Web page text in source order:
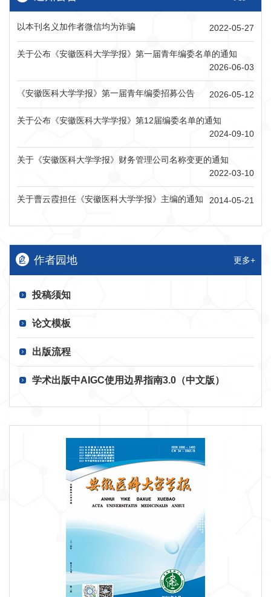
以本刊名义加作者微信均为诈骗 2022-05-27
关于公布《安徽医科大学学报》第一届青年编委名单的通知
2026-06-03
《安徽医科大学学报》第一届青年编委招募公告 2026-05-12
关于公布《安徽医科大学学报》第12届编委名单的通知
2024-09-10
关于《安徽医科大学学报》财务管理公司名称变更的通知
2022-03-10
关于曹云霞担任《安徽医科大学学报》主编的通知 2014-05-21
作者园地 更多+
投稿须知
论文模板
出版流程
学术出版中AIGC使用边界指南3.0（中文版）